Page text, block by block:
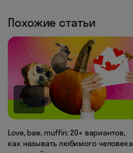
Похожие статьи
113.1K
Love, bae, muffin: 20+ вариантов,
как называть любимого человека